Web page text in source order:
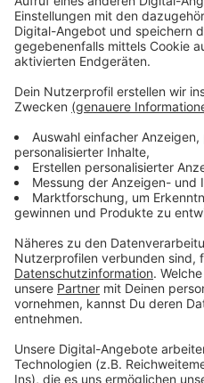
Anzeige
Anzeige
Vorstellen brauchen wir
treibt Jürgen Bangert nun
am Telefon mit seinen
Aber selbst seine 'Opfer'
wenn auch nicht immer. Und
ihm bekommen könnt, ist
gegangen. Somit steht euch
Verfügung. Hier bekommt
"Directors-Cut" - die
Version. Elvis wird sich mit
"Opfern" über die
Jahrzehnten unterhalten.